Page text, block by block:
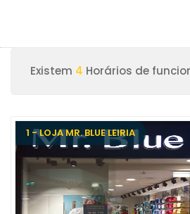
Existem 4 Horários de
1 - LOJA MR. BLUE LEIRIA